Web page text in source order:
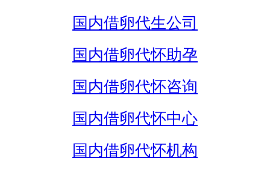
国内借卵代生公司
国内借卵代怀助孕
国内借卵代怀咨询
国内借卵代怀中心
国内借卵代怀机构